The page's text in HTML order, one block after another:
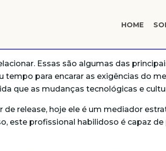
HOME
Essas são algumas das
tempo para encarar as exigências do
que as mudanças tecnológicas e
release, hoje ele é um mediador
este profissional habilidoso é capaz